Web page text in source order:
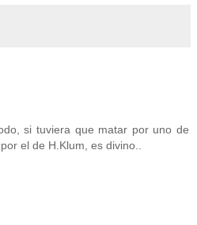
si tuviera que matar por uno de
el de H.Klum, es divino..